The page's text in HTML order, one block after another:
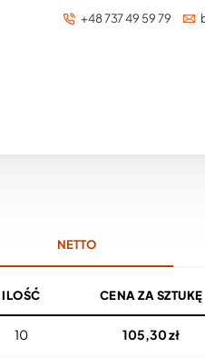
+48 737 49 59 79
NETTO
ILOŚĆ CENA ZA SZTUKĘ
10 105,30 zł